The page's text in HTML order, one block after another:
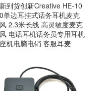
新到货创新Creative HE-10
0单边耳挂式话务耳机麦克
风 2.3米长线 高灵敏度麦克
风 电话耳机话务员专用耳机
座机电脑电销 客服耳麦